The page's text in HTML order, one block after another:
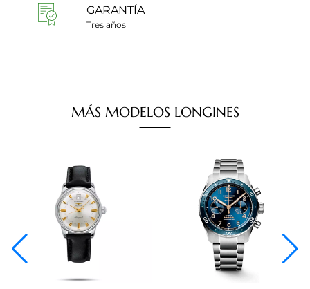
GARANTÍA
Tres años
MÁS MODELOS LONGINES